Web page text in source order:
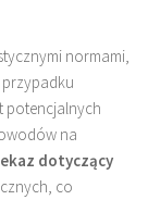
normami,
potencjalnych
na
dotyczący
co